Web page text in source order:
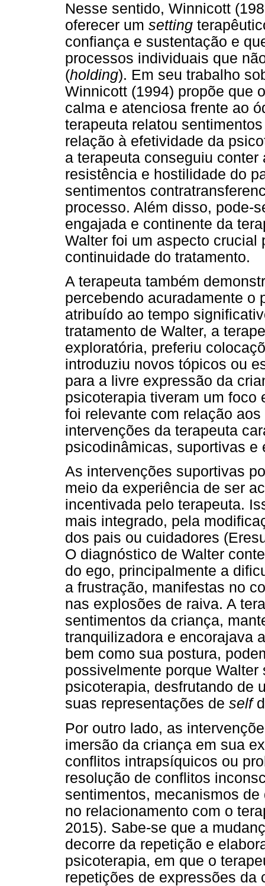
Nesse sentido, Winnicott
oferecer um setting
confiança e sustentação e
processos individuais que
(holding). Em seu trabalho
Winnicott (1994) propõe que
calma e atenciosa frente ao
terapeuta relatou
relação à efetividade da
a terapeuta conseguiu
resistência e hostilidade do
sentimentos
processo. Além disso, pode-
engajada e continente da
Walter foi um aspecto crucial
continuidade do tratamento.
A terapeuta também
percebendo acuradamente o
atribuído ao tempo
tratamento de Walter, a
exploratória, preferiu
introduziu novos tópicos ou
para a livre expressão da
psicoterapia tiveram um foco
foi relevante com relação
intervenções da terapeuta
psicodinâmicas, suportivas e
As intervenções suportivas
meio da experiência de ser
incentivada pelo terapeuta.
mais integrado, pela
dos pais ou cuidadores
O diagnóstico de Walter
do ego, principalmente a
a frustração, manifestas no
nas explosões de raiva. A
sentimentos da criança,
tranquilizadora e encorajava
bem como sua postura,
possivelmente porque
psicoterapia, desfrutando de
suas representações de self
Por outro lado, as
imersão da criança em sua
conflitos intrapsíquicos ou
resolução de conflitos
sentimentos, mecanismos
no relacionamento com o
2015). Sabe-se que a
decorre da repetição e
psicoterapia, em que o
repetições de expressões da